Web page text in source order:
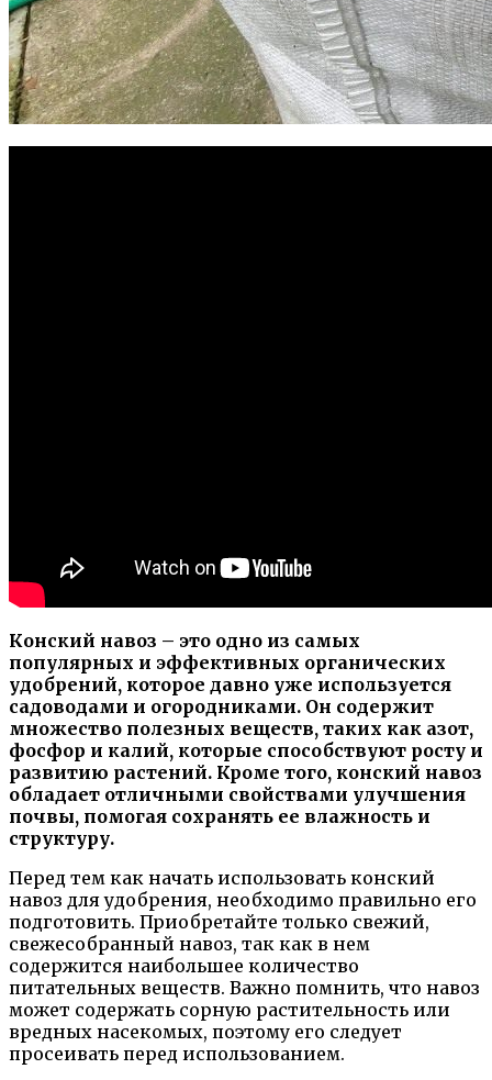
Конский навоз – это одно из самых
популярных и эффективных органических
удобрений, которое давно уже используется
садоводами и огородниками. Он содержит
множество полезных веществ, таких как азот,
фосфор и калий, которые способствуют росту и
развитию растений. Кроме того, конский навоз
обладает отличными свойствами улучшения
почвы, помогая сохранять ее влажность и
структуру.
Перед тем как начать использовать конский
навоз для удобрения, необходимо правильно его
подготовить. Приобретайте только свежий,
свежесобранный навоз, так как в нем
содержится наибольшее количество
питательных веществ. Важно помнить, что навоз
может содержать сорную растительность или
вредных насекомых, поэтому его следует
просеивать перед использованием.